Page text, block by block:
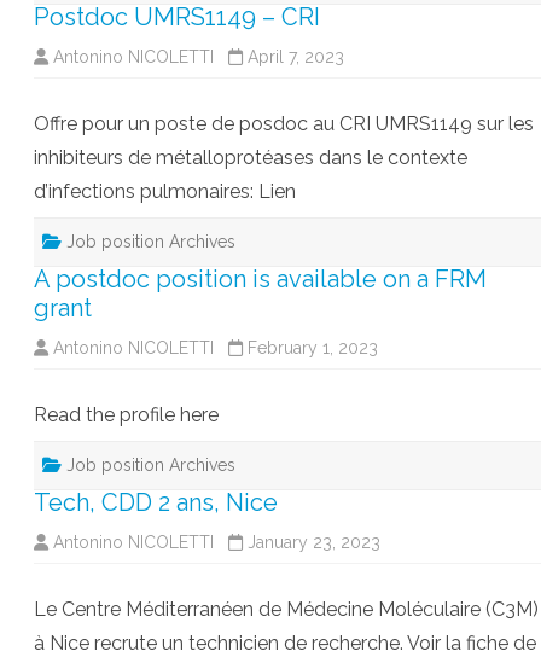
Postdoc UMRS1149 – CRI
Antonino NICOLETTI April 7, 2023
Offre pour un poste de posdoc au CRI UMRS1149 sur les
inhibiteurs de métalloprotéases dans le contexte
d’infections pulmonaires: Lien
Job position Archives
A postdoc position is available on a FRM
grant
Antonino NICOLETTI February 1, 2023
Read the profile here
Job position Archives
Tech, CDD 2 ans, Nice
Antonino NICOLETTI January 23, 2023
Le Centre Méditerranéen de Médecine Moléculaire (C3M)
à Nice recrute un technicien de recherche. Voir la fiche de